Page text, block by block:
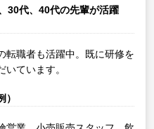
30代、40代の先輩が活躍
転職者も活躍中。既に研修を
ています。